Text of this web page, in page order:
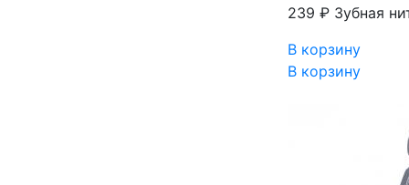
239 ₽ Зубная
В корзину
В корзину